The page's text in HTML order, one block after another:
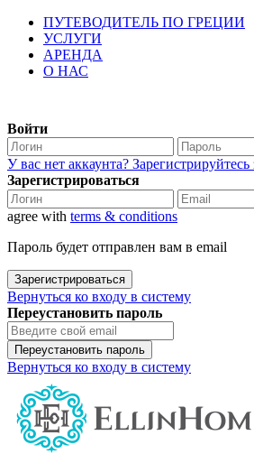
ПУТЕВОДИТЕЛЬ ПО ГРЕЦИИ
УСЛУГИ
АРЕНДА
О НАС
Войти
У вас нет аккаунта? Зарегистрируйтесь
Зарегистрироваться
agree with terms & conditions
Пароль будет отправлен вам в email
Зарегистрироваться
Вернуться ко входу в систему
Переустановить пароль
Переустановить пароль
Вернуться ко входу в систему